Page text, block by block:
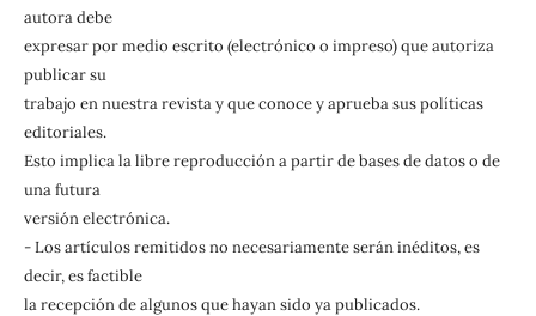
autora debe
expresar por medio escrito (electrónico o impreso) que autoriza
publicar su
trabajo en nuestra revista y que conoce y aprueba sus políticas
editoriales.
Esto implica la libre reproducción a partir de bases de datos o de
una futura
versión electrónica.
- Los artículos remitidos no necesariamente serán inéditos, es
decir, es factible
la recepción de algunos que hayan sido ya publicados.